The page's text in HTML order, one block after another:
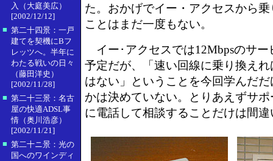
入（大庭美広）
[2002/12/12]
■ 第二十四景：一戸
建てを契機にBフ
レッツへ。半年に
わたる戦いの日々
（藤田洋史）
[2002/11/28]
■ 第二十三景：名古
屋の快適ADSL事
情（奥川浩彦）
[2002/11/21]
■ 第二十ニ景：光の
国へのワインディ
た。おかげでイー・アクセスから
ことはまだ一度もない。
イー･アクセスでは12Mbpsのサー
予定だが、「速い回線に乗り換え
はない」ということを今回学んだ
かは決めていない。とりあえずサ
に電話して相談することだけは間